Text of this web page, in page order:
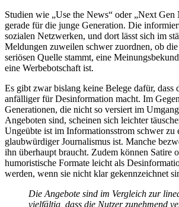
Studien wie „Use the News“ oder „Next Gen
gerade für die junge Generation. Die
sozialen Netzwerken, und dort lässt sich im
Meldungen zuweilen schwer zuordnen, ob
seriösen Quelle stammt, eine
eine Werbebotschaft ist.
Es gibt zwar bislang keine Belege dafür, dass
anfälliger für Desinformation macht. Im
Generationen, die nicht so versiert im
Angeboten sind, scheinen sich leichter
Ungeübte ist im Informationsstrom schwer zu
glaubwürdiger Journalismus ist. Manche
ihn überhaupt braucht. Zudem können Satire
humoristische Formate leicht als
werden, wenn sie nicht klar gekennzeichnet
Die Angebote sind im Vergleich zur
vielfältig, dass die Nutzer zunehmend